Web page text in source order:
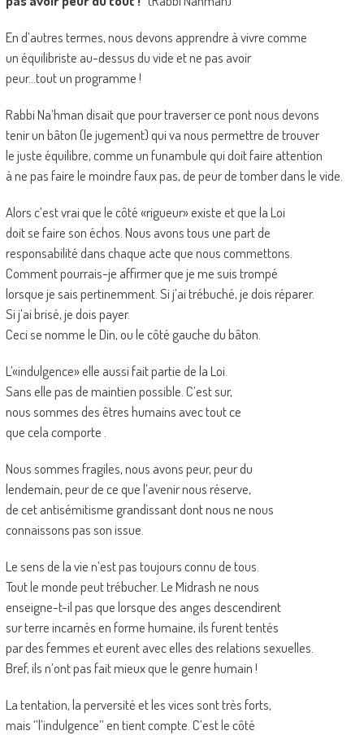
En d’autres termes, nous devons apprendre à vivre comme
un équilibriste au-dessus du vide et ne pas avoir
peur…tout un programme !
Rabbi Na’hman disait que pour traverser ce pont nous devons
tenir un bâton (le jugement) qui va nous permettre de trouver
le juste équilibre, comme un funambule qui doit faire attention
à ne pas faire le moindre faux pas, de peur de tomber dans le vide.
Alors c’est vrai que le côté «rigueur» existe et que la Loi
doit se faire son échos. Nous avons tous une part de
responsabilité dans chaque acte que nous commettons.
Comment pourrais-je affirmer que je me suis trompé
lorsque je sais pertinemment. Si j’ai trébuché, je dois réparer.
Si j’ai brisé, je dois payer.
Ceci se nomme le Din, ou le côté gauche du bâton.
L’«indulgence» elle aussi fait partie de la Loi.
Sans elle pas de maintien possible. C’est sur,
nous sommes des êtres humains avec tout ce
que cela comporte .
Nous sommes fragiles, nous avons peur, peur du
lendemain, peur de ce que l’avenir nous réserve,
de cet antisémitisme grandissant dont nous ne nous
connaissons pas son issue.
Le sens de la vie n’est pas toujours connu de tous.
Tout le monde peut trébucher. Le Midrash ne nous
enseigne-t-il pas que lorsque des anges descendirent
sur terre incarnés en forme humaine, ils furent tentés
par des femmes et eurent avec elles des relations sexuelles.
Bref, ils n’ont pas fait mieux que le genre humain !
La tentation, la perversité et les vices sont très forts,
mais ‘’l’indulgence’’ en tient compte. C’est le côté